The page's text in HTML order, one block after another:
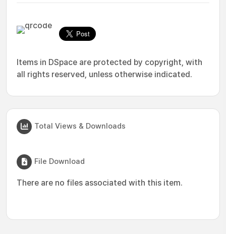
Items in DSpace are protected by copyright, with
all rights reserved, unless otherwise indicated.
Total Views & Downloads
File Download
There are no files associated with this item.